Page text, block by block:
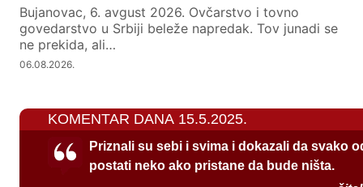
Bujanovac, 6. avgust 2026. Ovčarstvo i tovno
govedarstvo u Srbiji beleže napredak. Tov junadi se
ne prekida, ali…
06.08.2026.
KOMENTAR DANA 15.5.2025.
Priznali su sebi i svima i dokazali da svako
postati neko ako pristane da bude ništa.